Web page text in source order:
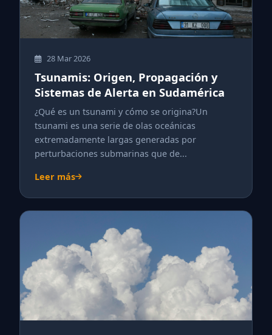
28 Mar 2026
Tsunamis: Origen, Propagación y
Sistemas de Alerta en Sudamérica
¿Qué es un tsunami y cómo se origina?Un
tsunami es una serie de olas oceánicas
extremadamente largas generadas por
perturbaciones submarinas que de...
Leer más